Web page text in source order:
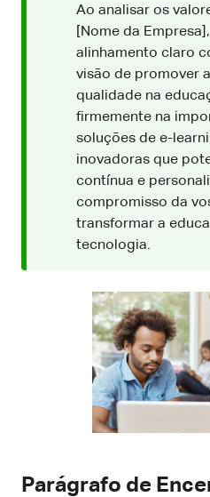
Ao analisar os
[Nome da
alinhamento claro
visão de promover
qualidade na
firmemente na
soluções de e-
inovadoras que
contínua e
compromisso da
transformar a
tecnologia.
Parágrafo de